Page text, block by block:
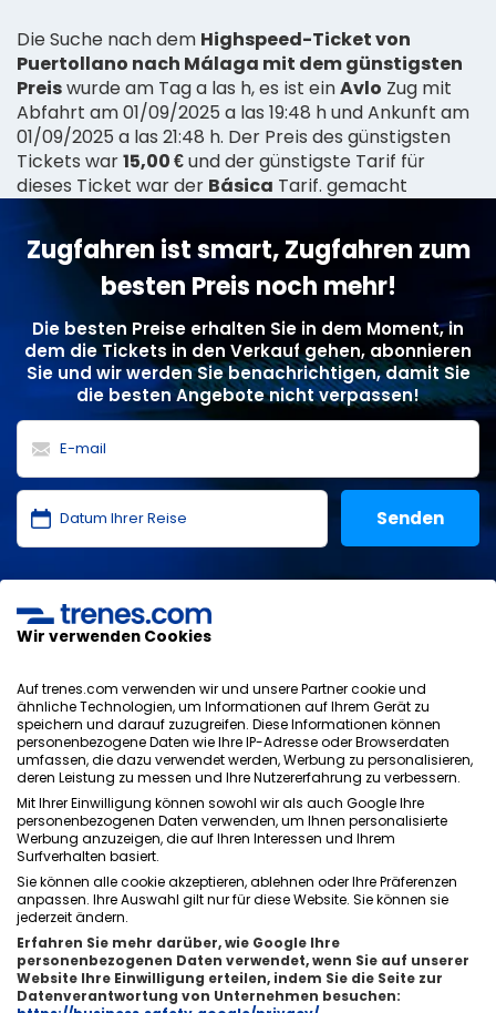
Die Suche nach dem Highspeed-Ticket von
Puertollano nach Málaga mit dem günstigsten
Preiswurde am Tag a las h, es ist einAvlo Zug mit
Abfahrt am 01/09/2025 a las 19:48 h und Ankunft am
01/09/2025 a las 21:48 h. Der Preis des günstigsten
Tickets war15,00 €und der günstigste Tarif für
dieses Ticket war der Básica Tarif. gemacht
Zugfahren ist smart, Zugfahren zum
besten Preis noch mehr!
Die besten Preise erhalten Sie in dem Moment, in
dem die Tickets in den Verkauf gehen, abonnieren
Sie und wir werden Sie benachrichtigen, damit Sie
die besten Angebote nicht verpassen!
allgemeinen Bedingungen
gelesen und akzeptiere sie.
Datenschutzrichtlinie
AGB
Cookie-Richtlinie
Sicherheitsrichtlinie
Impressum
Über uns
ixigo
Copyright © Trenes.com. Alle Rechte vorbehalten.
Wir verwenden Cookies
Auf trenes.com verwenden wir und unsere Partner cookie und
ähnliche Technologien, um Informationen auf Ihrem Gerät zu
speichern und darauf zuzugreifen. Diese Informationen können
personenbezogene Daten wie Ihre IP-Adresse oder Browserdaten
umfassen, die dazu verwendet werden, Werbung zu personalisieren,
deren Leistung zu messen und Ihre Nutzererfahrung zu verbessern.
Mit Ihrer Einwilligung können sowohl wir als auch Google Ihre
personenbezogenen Daten verwenden, um Ihnen personalisierte
Werbung anzuzeigen, die auf Ihren Interessen und Ihrem
Surfverhalten basiert.
Sie können alle cookie akzeptieren, ablehnen oder Ihre Präferenzen
anpassen. Ihre Auswahl gilt nur für diese Website. Sie können sie
jederzeit ändern.
Erfahren Sie mehr darüber, wie Google Ihre
personenbezogenen Daten verwendet, wenn Sie auf unserer
Website Ihre Einwilligung erteilen, indem Sie die Seite zur
Datenverantwortung von Unternehmen besuchen: